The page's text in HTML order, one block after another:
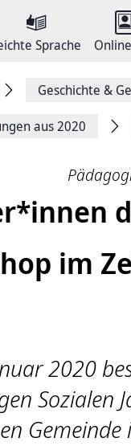
Sprache
Geschichte &
aus 2020
im
2020
Sozialen
Gemeinde